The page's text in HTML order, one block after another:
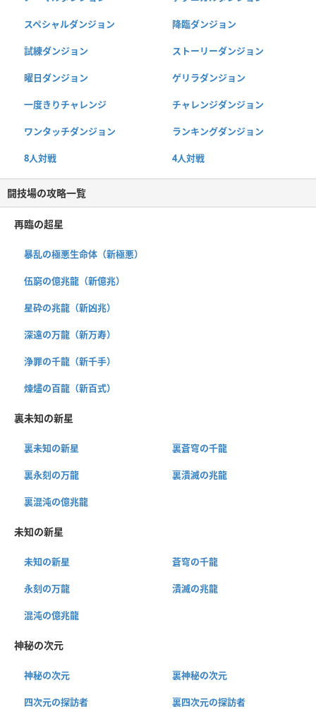
スペシャルダンジョン 降臨ダンジョン
試練ダンジョン ストーリーダンジョン
曜日ダンジョン ゲリラダンジョン
一度きりチャレンジ チャレンジダンジョン
ワンタッチダンジョン ランキングダンジョン
8人対戦 4人対戦
闘技場の攻略一覧
再臨の超星
暴乱の極悪生命体（新極悪）
伍窮の億兆龍（新億兆）
星砕の兆龍（新凶兆）
深遠の万龍（新万寿）
浄罪の千龍（新千手）
煉燼の百龍（新百式）
裏未知の新星
裏未知の新星 裏蒼穹の千龍
裏永刻の万龍 裏潰滅の兆龍
裏混沌の億兆龍
未知の新星
未知の新星 蒼穹の千龍
永刻の万龍 潰滅の兆龍
混沌の億兆龍
神秘の次元
神秘の次元 裏神秘の次元
四次元の探訪者 裏四次元の探訪者